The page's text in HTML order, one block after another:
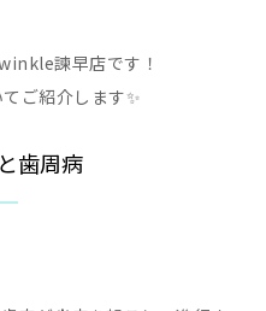
諫早店です！
ご紹介します✨
歯周病